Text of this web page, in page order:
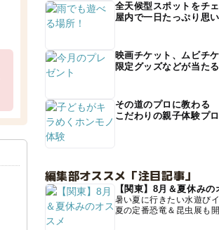
全天候型スポットをチ
屋内で一日たっぷり思
映画チケット、ムビチケ
限定グッズなどが当たる
その道のプロに教わる
こだわりの親子体験プ
編集部オススメ「注目記事」
【関東】8月＆夏休みの
暑い夏に行きたい水遊び
夏の定番恐竜＆昆虫展も開